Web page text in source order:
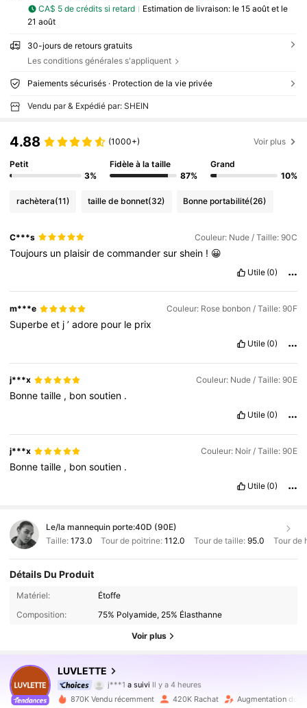
CA$ 5 de crédits si retard Estimation de livraison: le 15 août et le
21 août
30-jours de retours gratuits
Les conditions générales s'appliquent
Paiements sécurisés · Protection de la vie privée
Vendu par & Expédié par: SHEIN
4.88 (1000+) Voir plus
Petit
3%
Fidèle à la taille
87%
Grand
10%
rachètera(11) taille de bonnet(32) Bonne portabilité(26)
C***s Couleur: Nude / Taille: 90C
Toujours un plaisirdecommandersurshein ! 😀
Utile (0)
m***e Couleur: Rose bonbon / Taille: 90F
Superbeet j’adore pour le prix
Utile (0)
j***x Couleur: Nude / Taille: 90E
Bonnetaille , bonsoutien .
Utile (0)
j***x Couleur: Noir / Taille: 90E
Bonnetaille , bonsoutien .
Utile (0)
Le/la mannequin porte:40D (90E)
Taille: 173.0 Tour de poitrine:112.0 Tour de taille: 95.0 Tour de
Détails Du Produit
Matériel:
Étoffe
Composition:
75% Polyamide, 25% Élasthanne
Voir plus
LUVLETTE j***1
s***sest en train de naviguer
4.91
837K Suiveurs
870K Vendu récemment 420K Rachat Augmentation du